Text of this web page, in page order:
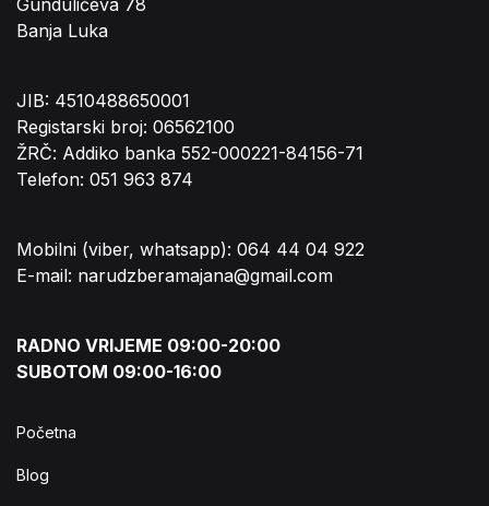
Gundulićeva 78
Banja Luka
JIB: 4510488650001
Registarski broj: 06562100
ŽRČ: Addiko banka 552-000221-84156-71
Telefon: 051 963 874
Mobilni (viber, whatsapp): 064 44 04 922
E-mail: narudzberamajana@gmail.com
RADNO VRIJEME 09:00-20:00
SUBOTOM 09:00-16:00
Početna
Blog